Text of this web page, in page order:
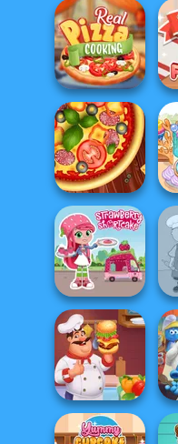
Around the
Real Pizza
Cooking
Pizza Maker
Strawberry
Shortcake